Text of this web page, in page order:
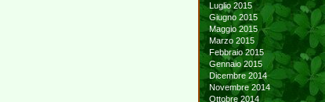
Luglio 2015
Giugno 2015
Maggio 2015
Marzo 2015
Febbraio 2015
Gennaio 2015
Dicembre 2014
Novembre 2014
Ottobre 2014